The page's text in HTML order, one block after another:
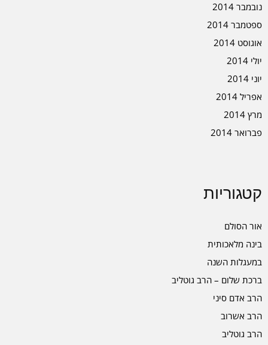
נובמבר 2014
ספטמבר 2014
אוגוסט 2014
יולי 2014
יוני 2014
אפריל 2014
מרץ 2014
פברואר 2014
קטגוריות
אור הסולם
בינה מלאכותית
במעגלות השנה
ברכת שלום – הרב גוטליב
הרב אדם סיני
הרב אשרוב
הרב גוטליב